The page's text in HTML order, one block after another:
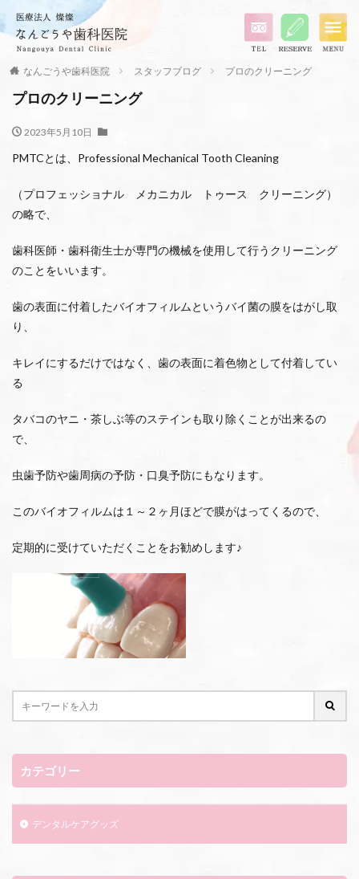
なんごうや歯科医院 スタッフブログ プロのクリーニング
プロのクリーニング
2023年5月10日
PMTCとは、Professional Mechanical Tooth Cleaning
（プロフェッショナル メカニカル トゥース クリーニング）
の略で、
歯科医師・歯科衛生士が専門の機械を使用して行うクリーニング
のことをいいます。
歯の表面に付着したバイオフィルムというバイ菌の膜をはがし取
り、
キレイにするだけではなく、歯の表面に着色物として付着してい
る
タバコのヤニ・茶しぶ等のステインも取り除くことが出来るの
で、
虫歯予防や歯周病の予防・口臭予防にもなります。
このバイオフィルムは１～２ヶ月ほどで膜がはってくるので、
定期的に受けていただくことをお勧めします♪
カテゴリー
デンタルケアグッズ